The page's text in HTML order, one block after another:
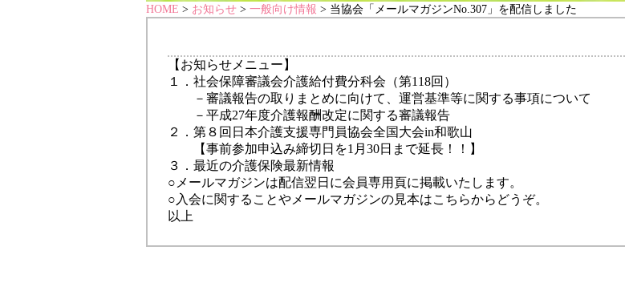
HOME > お知らせ > 一般向け情報 > 当協会「メールマガジンNo.307」を配信しました
【お知らせメニュー】
１．社会保障審議会介護給付費分科会（第118回）
－審議報告の取りまとめに向けて、運営基準等に関する事項について
－平成27年度介護報酬改定に関する審議報告
２．第８回日本介護支援専門員協会全国大会in和歌山
【事前参加申込み締切日を1月30日まで延長！！】
３．最近の介護保険最新情報
○メールマガジンは配信翌日に会員専用頁に掲載いたします。
○入会に関することや メールマガジンの見本はこちらからどうぞ。
以上